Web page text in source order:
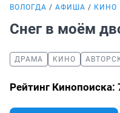
ВОЛОГДА АФИША КИНО
Снег в моём
ДРАМА КИНО
Рейтинг Кинопоиска: